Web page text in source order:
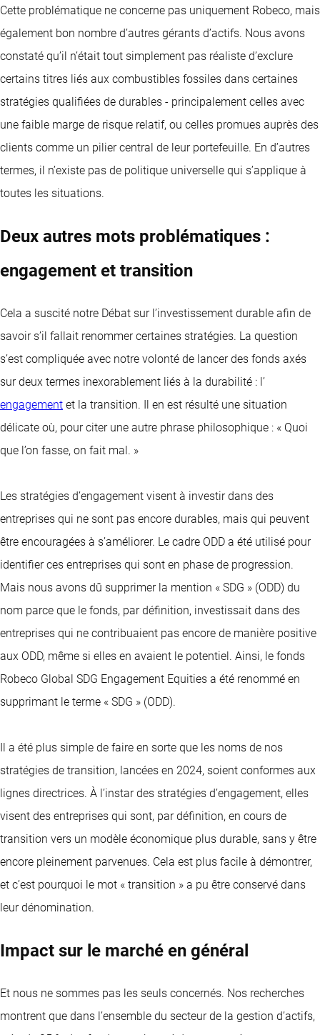
Cette problématique ne concerne pas uniquement Robeco, mais
également bon nombre d’autres gérants d’actifs. Nous avons
constaté qu’il n’était tout simplement pas réaliste d’exclure
certains titres liés aux combustibles fossiles dans certaines
stratégies qualifiées de durables - principalement celles avec
une faible marge de risque relatif, ou celles promues auprès des
clients comme un pilier central de leur portefeuille. En d’autres
termes, il n’existe pas de politique universelle qui s’applique à
toutes les situations.
Deux autres mots problématiques :
engagement et transition
Cela a suscité notre Débat sur l’investissement durable afin de
savoir s’il fallait renommer certaines stratégies. La question
s’est compliquée avec notre volonté de lancer des fonds axés
sur deux termes inexorablement liés à la durabilité : l’
engagement et la transition. Il en est résulté une situation
délicate où, pour citer une autre phrase philosophique : « Quoi
que l’on fasse, on fait mal. »
Les stratégies d’engagement visent à investir dans des
entreprises qui ne sont pas encore durables, mais qui peuvent
être encouragées à s’améliorer. Le cadre ODD a été utilisé pour
identifier ces entreprises qui sont en phase de progression.
Mais nous avons dû supprimer la mention « SDG » (ODD) du
nom parce que le fonds, par définition, investissait dans des
entreprises qui ne contribuaient pas encore de manière positive
aux ODD, même si elles en avaient le potentiel. Ainsi, le fonds
Robeco Global SDG Engagement Equities a été renommé en
supprimant le terme « SDG » (ODD).
Il a été plus simple de faire en sorte que les noms de nos
stratégies de transition, lancées en 2024, soient conformes aux
lignes directrices. À l’instar des stratégies d’engagement, elles
visent des entreprises qui sont, par définition, en cours de
transition vers un modèle économique plus durable, sans y être
encore pleinement parvenues. Cela est plus facile à démontrer,
et c’est pourquoi le mot « transition » a pu être conservé dans
leur dénomination.
Impact sur le marché en général
Et nous ne sommes pas les seuls concernés. Nos recherches
montrent que dans l’ensemble du secteur de la gestion d’actifs,